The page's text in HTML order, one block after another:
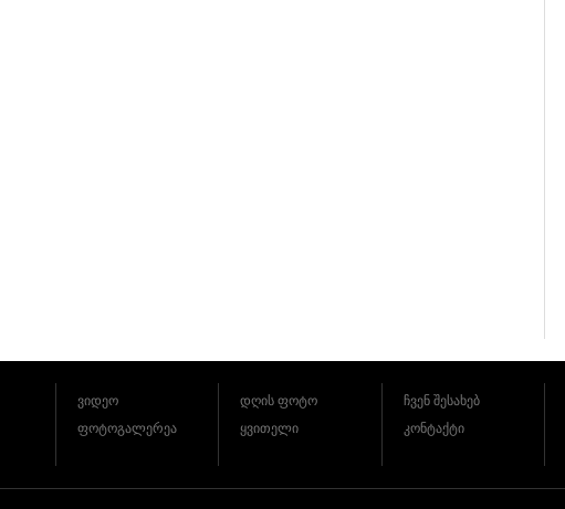
ვიდეო
ფოტოგალერეა
დღის ფოტო
ყვითელი
ჩვენ შესახებ
კონტაქტი